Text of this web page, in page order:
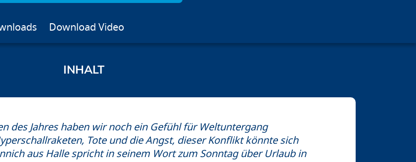
Download Video
des Jahres haben wir noch ein Gefühl für Weltuntergang
Tote und die Angst, dieser Konflikt könnte sich
aus Halle spricht in seinem Wort zum Sonntag über Urlaub in